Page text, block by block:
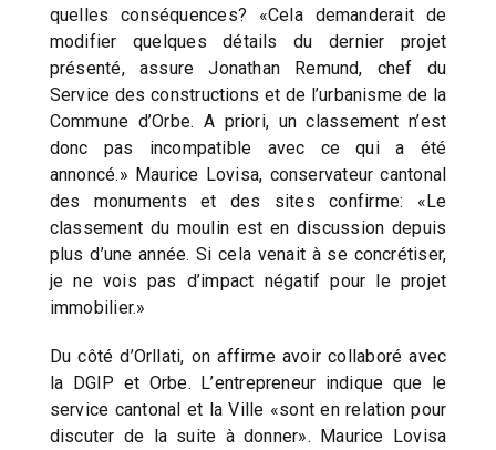
quelles conséquences? «Cela demanderait de
modifier quelques détails du dernier projet
présenté, assure Jonathan Remund, chef du
Service des constructions et de l’urbanisme de la
Commune d’Orbe. A priori, un classement n’est
donc pas incompatible avec ce qui a été
annoncé.» Maurice Lovisa, conservateur cantonal
des monuments et des sites confirme: «Le
classement du moulin est en discussion depuis
plus d’une année. Si cela venait à se concrétiser,
je ne vois pas d’impact négatif pour le projet
immobilier.»
Du côté d’Orllati, on affirme avoir collaboré avec
la DGIP et Orbe. L’entrepreneur indique que le
service cantonal et la Ville «sont en relation pour
discuter de la suite à donner». Maurice Lovisa